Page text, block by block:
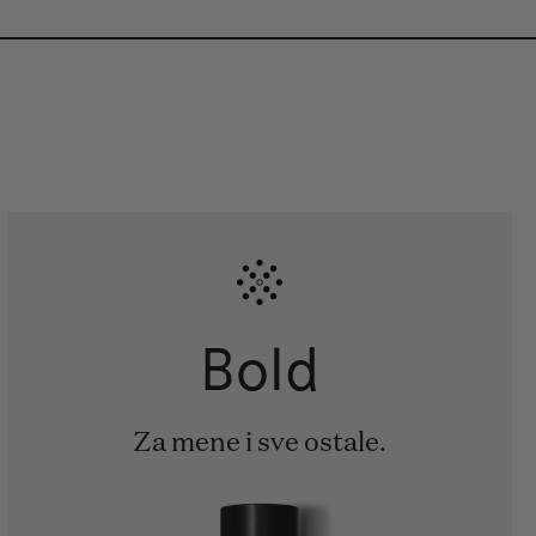
Bold
Za mene i sve ostale.